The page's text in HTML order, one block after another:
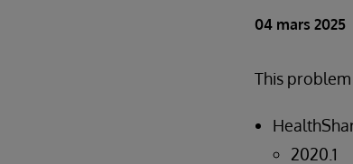
04 mars 2025
This
2020.1